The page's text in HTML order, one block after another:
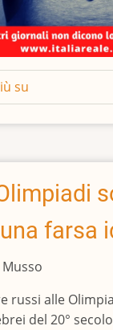
su
due
giugno
farsa
russi alle
del 20° secolo